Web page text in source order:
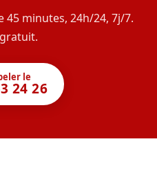
minutes, 24h/24, 7j/7.
le
24 26